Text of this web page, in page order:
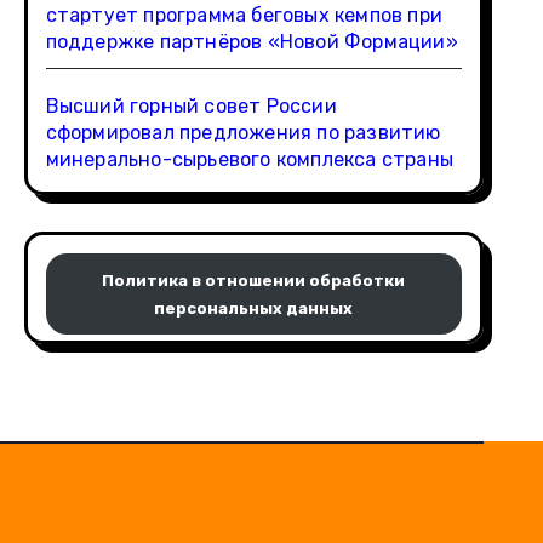
стартует программа беговых кемпов при
поддержке партнёров «Новой Формации»
Высший горный совет России
сформировал предложения по развитию
минерально-сырьевого комплекса страны
Политика в отношении обработки
персональных данных